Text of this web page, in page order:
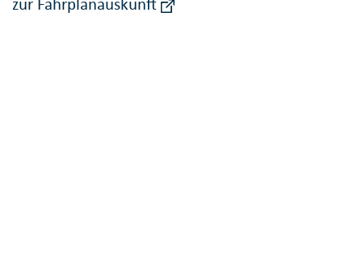
zur Fahrplanauskunft